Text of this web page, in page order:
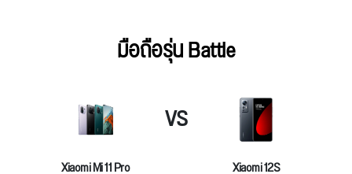
มือถือรุ่น Battle
Xiaomi Mi 11 Pro
VS
Xiaomi 12S